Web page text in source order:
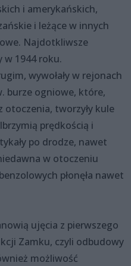
i amerykańskich,
i leżące w innych
Najdotkliwsze
w 1944 roku.
wywołały w rejonach
burze ogniowe, które,
otoczenia, tworzyły kule
prędkością i
po drodze, nawet
w otoczeniu
płonęła nawet
ujęcia z pierwszego
Zamku, czyli odbudowy
możliwość